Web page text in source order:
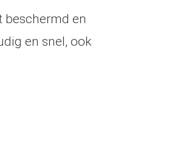
beschermd en
en snel, ook